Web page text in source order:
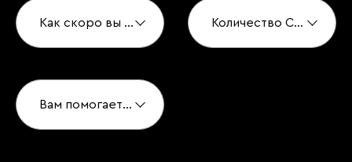
Как скоро вы хотите купить?* Количество Спален*
Вам помогает агент по недвижимости?*